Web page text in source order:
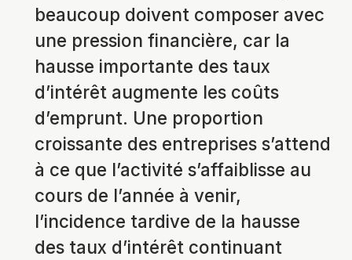
beaucoup doivent composer avec
une pression financière, car la
hausse importante des taux
d’intérêt augmente les coûts
d’emprunt. Une proportion
croissante des entreprises s’attend
à ce que l’activité s’affaiblisse au
cours de l’année à venir,
l’incidence tardive de la hausse
des taux d’intérêt continuant